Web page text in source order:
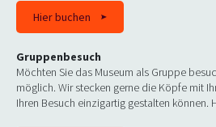
Hier buchen
Gruppenbesuch
Möchten Sie das Museum als Gruppe
möglich. Wir stecken gerne die Köpfe mit
Ihren Besuch einzigartig gestalten können.